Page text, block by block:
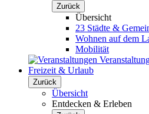
Zurück
Übersicht
23 Städte &
Wohnen auf dem
Mobilität
Freizeit & Urlaub
Zurück
Übersicht
Entdecken & Erleben